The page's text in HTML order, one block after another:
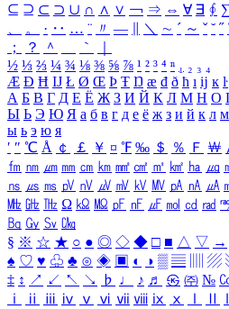
⊆ ⊇ ⊂ ⊃ ∪ ∩ ∧ ∨ ￢ ⇒ ⇔ ∀ ∃ ∮ ∑
、
。 · ‥ … ¨ 〃 ― ＼ ∼ ´ ～ ˇ ˘ ˝
；
？ ＾ ｀
½ ⅓ ⅔ ¼ ¾ ⅛ ⅜ ⅝ ⅞ ¹ ² ³ ⁴ ⁿ ₁ ₂ ₃ ₄
Æ Ð Ħ Ĳ Ł Ø Œ Þ Ŧ Ŋ æ đ ð ħ ı ĳ ĸ ŀ
А Б В Г Д Е Ё Ж З И Й К Л М Н О
Ы Ь Э Ю Я а б в г д е ё ж з и й к л м
ы ь э ю я
′ ″ ℃ Å ￠ ￡ ￥ ¤ ℉ ‰ ＄ ％ Ｆ ￦
㎙ ㎚ ㎛ ㎜ ㎝ ㎞ ㎟ ㎠ ㎡ ㎢ ㏊ ㎍
㎱ ㎲ ㎳ ㎴ ㎵ ㎶ ㎷ ㎸ ㎹ ㎀ ㎁ ㎂
㎒ ㎓ ㎔ Ω ㏀ ㏁ ㎊ ㎋ ㎌ ㏖ ㏅ ㎭
㏃ ㏉ ㏜ ㏆
§ ※ ☆ ★ ○ ● ◎ ◇ ◆ □ ■ △ ▽ →
♠ ♡ ♥ ♧ ♣ ⊙ ◈ ▣ ◐ ◑ ▒ ▤ ▨
‡ ↕ ↗ ↙ ↖ ↘ ♭ ♩ ♪ ♬ ㉿ ㈜ №
ⅰ
ⅱ ⅲ ⅳ ⅴ ⅵ ⅶ ⅷ ⅸ ⅹ